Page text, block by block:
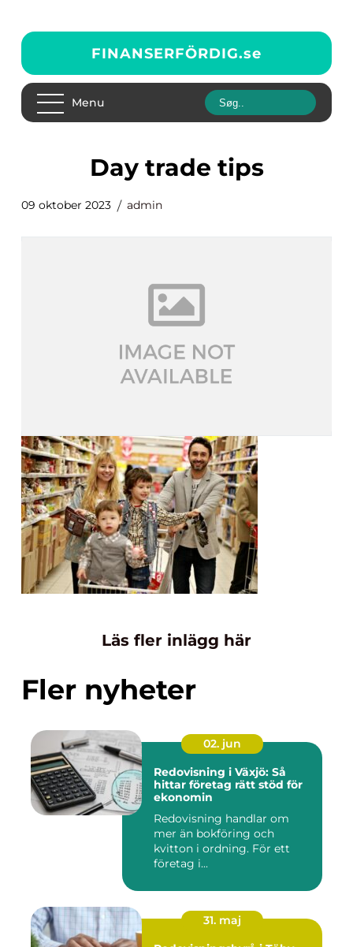
FINANSERFÖRDIG.se
Menu
day trade tips
09 oktober 2023 admin
Läs fler inlägg här
Fler nyheter
02. jun
Redovisning i Växjö: Så
hittar företag rätt stöd för
ekonomin
Redovisning handlar om
mer än bokföring och
kvitton i ordning. För ett
företag i...
31. maj